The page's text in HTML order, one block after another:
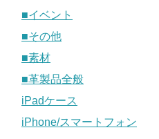
■イベント
■その他
■素材
■革製品全般
iPadケース
iPhone/スマートフォン